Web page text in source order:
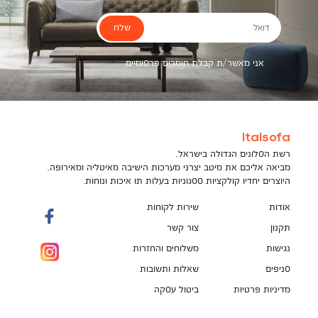
דואל
אני מאשר/ת קבלת חומרים פרסומיים
שלח
Italsofa
רשת הסלונים הגדולה בישראל,
מביאה אליכם את מיטב יצרני מערכות הישיבה מאיטליה ומאירופה,
היוצרים יחדיו קולקציות ססגוניות בעלות תו איכות ונוחות.
אודות
תקנון
נגישות
סניפים
מדיניות פרטיות
שירות לקוחות
צור קשר
משלוחים והחזרות
שאלות ותשובות
ביטול עסקה